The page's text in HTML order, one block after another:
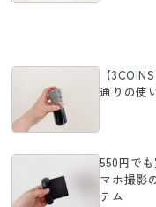
【
通りの使
550円で
マホ撮影
テム